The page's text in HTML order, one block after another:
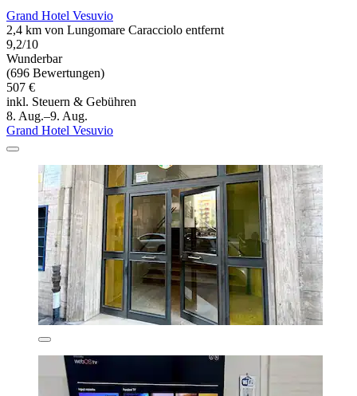
Grand Hotel Vesuvio
2,4 km von Lungomare Caracciolo entfernt
9,2/10
Wunderbar
(696 Bewertungen)
507 €
inkl. Steuern & Gebühren
8. Aug.–9. Aug.
Grand Hotel Vesuvio